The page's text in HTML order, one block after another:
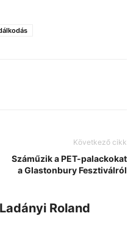
Következő cikk
Száműzik a PET-palackokat
a Glastonbury Fesztiválról
Ladányi Roland